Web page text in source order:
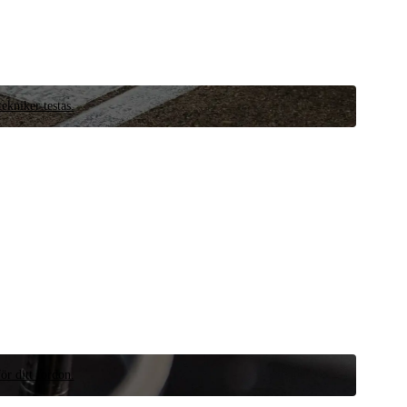
testas.
ditt fordon.